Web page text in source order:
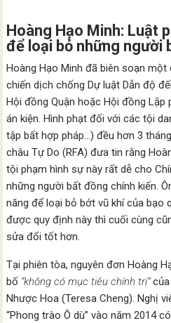
Hoàng Hạo Minh: Luật
để loại bỏ những người
Hoàng Hạo Minh đã biên soạn
chiến dịch chống Dự luật Dẫn độ
Hội đồng Quận hoặc Hội đồng Lập
án kiện. Hình phạt đối với các tội
tập bất hợp pháp…) đều hơn 3
châu Tự Do (RFA) đưa tin rằng
tội phạm hình sự này rất dễ cho
những người bất đồng chính kiến.
năng để loại bỏ bớt vũ khí của bạo
được quy định này thì cuối cùng
sửa đổi tốt hơn.
Tại phiên tòa, nguyên đơn Hoàng
bố “không có mục tiêu chính trị”của
Nhược Hoa (Teresa Cheng). Nghị
“Phong trào Ô dù” vào năm 2014